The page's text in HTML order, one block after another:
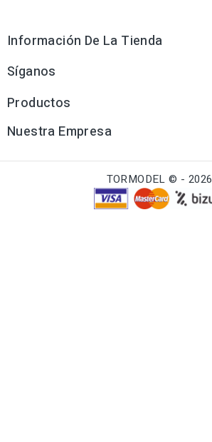
Información De La Tienda
Síganos
Productos
Nuestra Empresa
TORMODEL © - 2026